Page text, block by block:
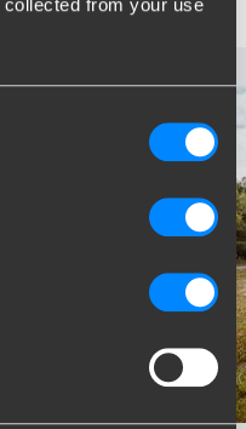
collected from your use